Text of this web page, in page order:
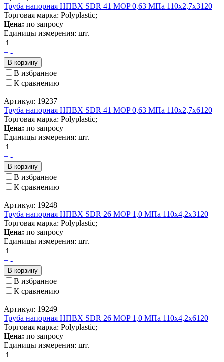
Труба напорная НПВХ SDR 41 MOP 0,63 МПа 110x2,7x3120
Торговая марка: Polyplastic;
Цена: по запросу
Единицы измерения: шт.
+ -
В корзину
В избранное
К сравнению
Артикул: 19237
Труба напорная НПВХ SDR 41 MOP 0,63 МПа 110x2,7x6120
Торговая марка: Polyplastic;
Цена: по запросу
Единицы измерения: шт.
+ -
В корзину
В избранное
К сравнению
Артикул: 19248
Труба напорная НПВХ SDR 26 MOP 1,0 МПа 110x4,2x3120
Торговая марка: Polyplastic;
Цена: по запросу
Единицы измерения: шт.
+ -
В корзину
В избранное
К сравнению
Артикул: 19249
Труба напорная НПВХ SDR 26 MOP 1,0 МПа 110x4,2x6120
Торговая марка: Polyplastic;
Цена: по запросу
Единицы измерения: шт.